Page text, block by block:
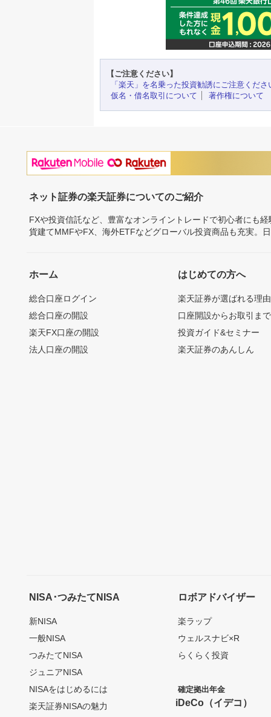
【ご注意ください】
「楽天」を名乗った投資勧誘にご注意くださ
仮名・借名取引について
著作権について
ネット証券の楽天証券についてのご紹介
FXや投資信託など、豊富なオンライントレードで初心者にも
貨建てMMFやFX、海外ETFなどグローバル投資商品も充実。
ホーム
総合口座ログイン
総合口座の開設
楽天FX口座の開設
法人口座の開設
はじめての方へ
楽天証券が選ばれる理由
口座開設からお取引ま
投資ガイド&セミナー
楽天証券のあんしん
NISA･つみたてNISA
新NISA
一般NISA
つみたてNISA
ジュニアNISA
NISAをはじめるには
楽天証券NISAの魅力
ロボアドバイザー
楽ラップ
ウェルスナビ×R
らくらく投資
確定拠出年金
iDeCo（イデコ）